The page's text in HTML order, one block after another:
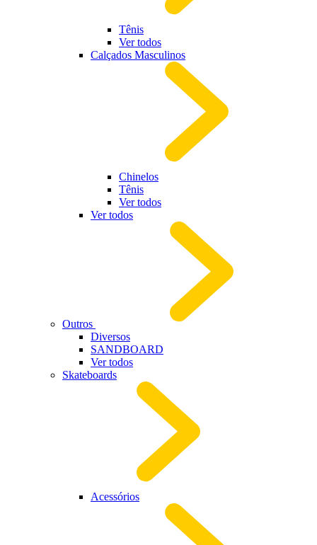
Tênis
Ver todos
Calçados Masculinos
Chinelos
Tênis
Ver todos
Ver todos
Outros
Diversos
SANDBOARD
Ver todos
Skateboards
Acessórios